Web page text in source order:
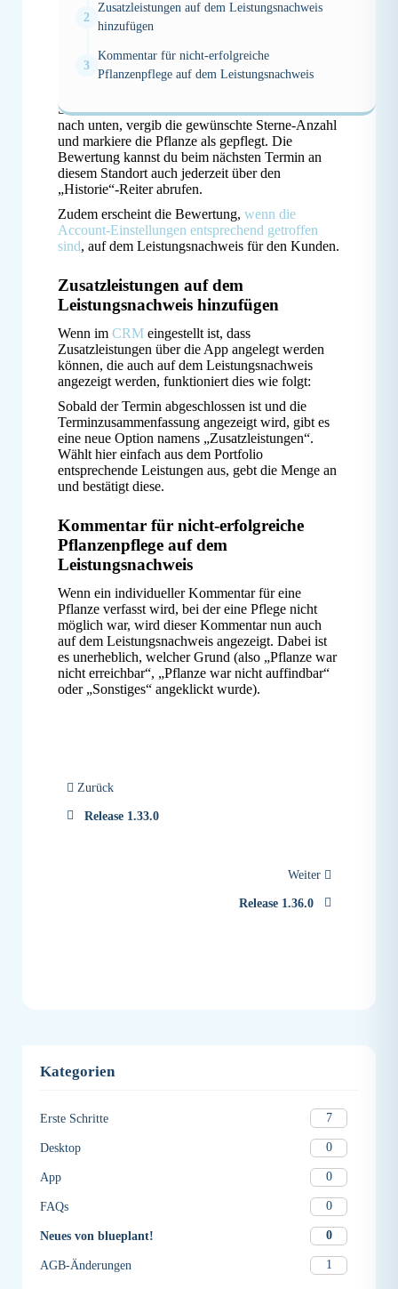
Kategorien
Erste Schritte 7
Desktop 0
App 0
FAQs 0
Neues von blueplant! 0
AGB-Änderungen 1
Zusatzleistungen auf dem Leistungsnachweis
hinzufügen
Kommentar für nicht-erfolgreiche
Pflanzenpflege auf dem Leistungsnachweis
Bewertungen für Pflanzen abgeben
Die Bewertung für die Pflanzen gliedert sich
Scrolle einfach innerhalb eines Pflanzenmenüs bis
nach unten, vergib die gewünschte Sterne-Anzahl
und markiere die Pflanze als gepflegt. Die
Bewertung kannst du beim nächsten Termin an
diesem Standort auch jederzeit über den
„Historie“-Reiter abrufen.
Zudem erscheint die Bewertung, wenn die
Account-Einstellungen entsprechend getroffen
sind, auf dem Leistungsnachweis für den Kunden.
Zusatzleistungen auf dem
Leistungsnachweis hinzufügen
Wenn im CRM eingestellt ist, dass
Zusatzleistungen über die App angelegt werden
können, die auch auf dem Leistungsnachweis
angezeigt werden, funktioniert dies wie folgt:
Sobald der Termin abgeschlossen ist und die
Terminzusammenfassung angezeigt wird, gibt es
eine neue Option namens „Zusatzleistungen“.
Wählt hier einfach aus dem Portfolio
entsprechende Leistungen aus, gebt die Menge an
und bestätigt diese.
Kommentar für nicht-erfolgreiche
Pflanzenpflege auf dem
Leistungsnachweis
Wenn ein individueller Kommentar für eine
Pflanze verfasst wird, bei der eine Pflege nicht
möglich war, wird dieser Kommentar nun auch
auf dem Leistungsnachweis angezeigt. Dabei ist
es unerheblich, welcher Grund (also „Pflanze war
nicht erreichbar“, „Pflanze war nicht auffindbar“
oder „Sonstiges“ angeklickt wurde).
Zurück
Release 1.33.0
Weiter
Release 1.36.0